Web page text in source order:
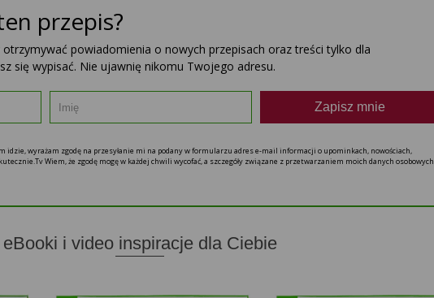
przepis?
powiadomienia o nowych przepisach oraz treści tylko dla
się wypisać. Nie ujawnię nikomu Twojego adresu.
Zapisz mnie
idzie, wyrażam zgodę na przesyłanie mi na podany w formularzu adres e-mail informacji o upominkach, nowościach,
Wiem, że zgodę mogę w każdej chwili wycofać, a szczegóły związane z przetwarzaniem moich danych osobowych
eBooki i video inspiracje dla Ciebie